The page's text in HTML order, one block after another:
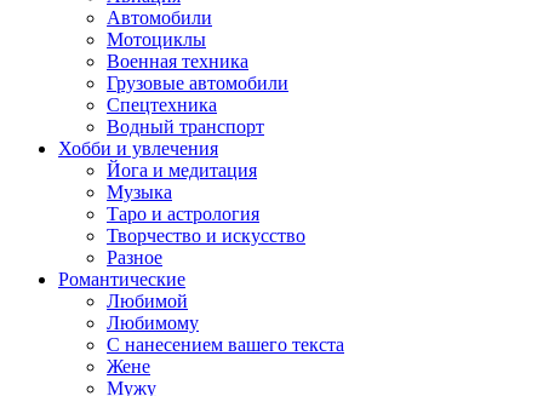
Автомобили
Мотоциклы
Военная техника
Грузовые автомобили
Спецтехника
Водный транспорт
Хобби и увлечения
Йога и медитация
Музыка
Таро и астрология
Творчество и искусство
Разное
Романтические
Любимой
Любимому
С нанесением вашего текста
Жене
Мужу